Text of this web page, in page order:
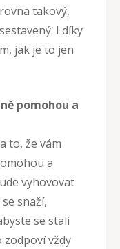
takový,
I díky
jak je to jen
pomohou a
to, že vám
a
vyhovovat
snaží,
se stali
vždy